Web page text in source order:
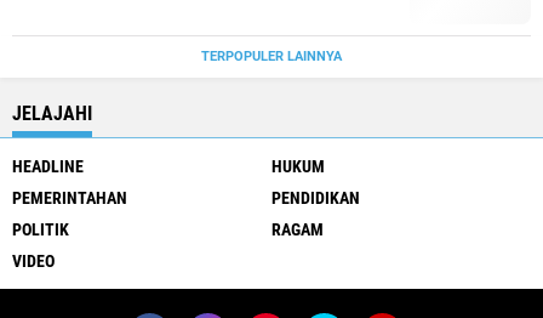
TERPOPULER LAINNYA
JELAJAHI
HEADLINE
HUKUM
PEMERINTAHAN
PENDIDIKAN
POLITIK
RAGAM
VIDEO